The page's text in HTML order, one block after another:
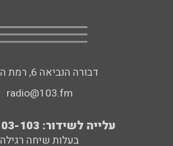
דבורה הנביאה 6, רמת השרון
radio@103.fm
עלייה לשידור: 0552-103-103
בעלות שיחה רגילה